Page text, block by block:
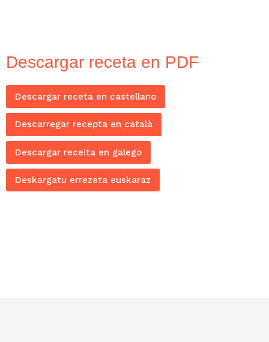
Descargar receta en PDF
Descargar receta en castellano
Descarregar recepta en català
Descargar receita en galego
Deskargatu errezeta euskaraz